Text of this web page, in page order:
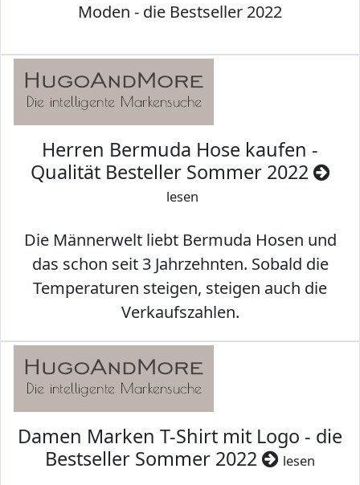
Moden - die Bestseller 2022
Herren Bermuda Hose kaufen -
Qualität Besteller Sommer 2022
lesen
Die Männerwelt liebt Bermuda Hosen und
das schon seit 3 Jahrzehnten. Sobald die
Temperaturen steigen, steigen auch die
Verkaufszahlen.
Damen Marken T-Shirt mit Logo - die
Bestseller Sommer 2022
lesen